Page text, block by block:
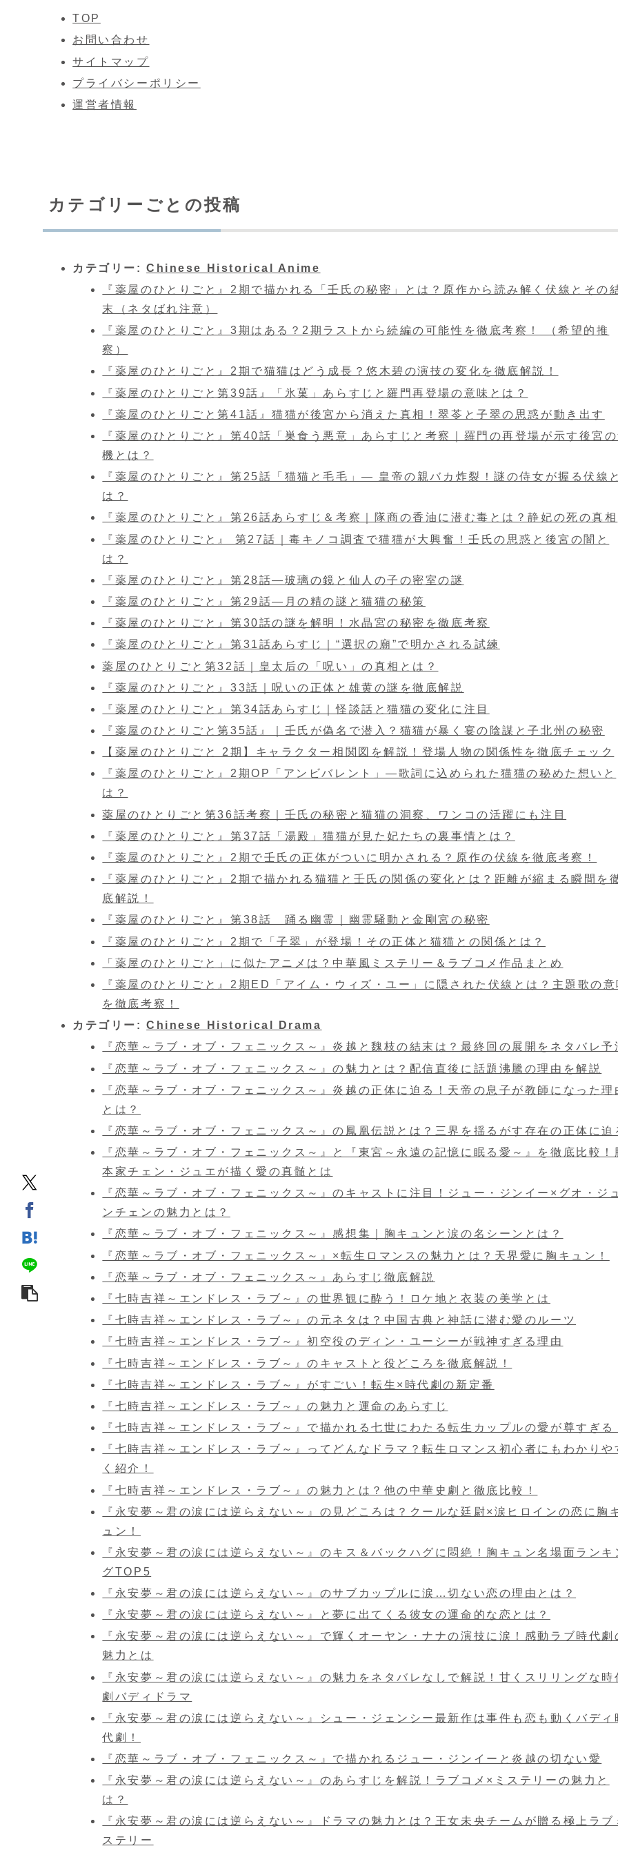
TOP
お問い合わせ
サイトマップ
プライバシーポリシー
運営者情報
カテゴリーごとの投稿
カテゴリー:Chinese Historical Anime
『薬屋のひとりごと』2期で描かれる「壬氏の秘密」とは？原作から読み解く伏線とその
末（ネタばれ注意）
『薬屋のひとりごと』3期はある？2期ラストから続編の可能性を徹底考察！ （希望的推
察）
『薬屋のひとりごと』2期で猫猫はどう成長？悠木碧の演技の変化を徹底解説！
『薬屋のひとりごと第39話』「氷菓」あらすじと羅門再登場の意味とは？
『薬屋のひとりごと第41話』猫猫が後宮から消えた真相！翠苓と子翠の思惑が動き出す
『薬屋のひとりごと』第40話「巣食う悪意」あらすじと考察｜羅門の再登場が示す後宮の
機とは？
『薬屋のひとりごと』第25話「猫猫と毛毛」— 皇帝の親バカ炸裂！謎の侍女が握る伏線と
は？
『薬屋のひとりごと』第26話あらすじ＆考察｜隊商の香油に潜む毒とは？静妃の死の真相
『薬屋のひとりごと』 第27話｜毒キノコ調査で猫猫が大興奮！壬氏の思惑と後宮の闇と
は？
『薬屋のひとりごと』第28話―玻璃の鏡と仙人の子の密室の謎
『薬屋のひとりごと』第29話―月の精の謎と猫猫の秘策
『薬屋のひとりごと』第30話の謎を解明！水晶宮の秘密を徹底考察
『薬屋のひとりごと』第31話あらすじ｜“選択の廟”で明かされる試練
薬屋のひとりごと第32話｜皇太后の「呪い」の真相とは？
『薬屋のひとりごと』33話｜呪いの正体と雄黄の謎を徹底解説
『薬屋のひとりごと』第34話あらすじ｜怪談話と猫猫の変化に注目
『薬屋のひとりごと第35話』｜壬氏が偽名で潜入？猫猫が暴く宴の陰謀と子北州の秘密
【薬屋のひとりごと 2期】キャラクター相関図を解説！登場人物の関係性を徹底チェック
『薬屋のひとりごと』2期OP「アンビバレント」―歌詞に込められた猫猫の秘めた想いと
は？
薬屋のひとりごと第36話考察｜壬氏の秘密と猫猫の洞察、ワンコの活躍にも注目
『薬屋のひとりごと』第37話「湯殿」猫猫が見た妃たちの裏事情とは？
『薬屋のひとりごと』2期で壬氏の正体がついに明かされる？原作の伏線を徹底考察！
『薬屋のひとりごと』2期で描かれる猫猫と壬氏の関係の変化とは？距離が縮まる瞬間を
底解説！
『薬屋のひとりごと』第38話 踊る幽霊｜幽霊騒動と金剛宮の秘密
『薬屋のひとりごと』2期で「子翠」が登場！その正体と猫猫との関係とは？
「薬屋のひとりごと」に似たアニメは？中華風ミステリー＆ラブコメ作品まとめ
『薬屋のひとりごと』2期ED「アイム・ウィズ・ユー」に隠された伏線とは？主題歌の意
を徹底考察！
カテゴリー:Chinese Historical Drama
『恋華～ラブ・オブ・フェニックス～』炎越と魏枝の結末は？最終回の展開をネタバレ予
『恋華～ラブ・オブ・フェニックス～』の魅力とは？配信直後に話題沸騰の理由を解説
『恋華～ラブ・オブ・フェニックス～』炎越の正体に迫る！天帝の息子が教師になった理
とは？
『恋華～ラブ・オブ・フェニックス～』の鳳凰伝説とは？三界を揺るがす存在の正体に迫
『恋華～ラブ・オブ・フェニックス～』と『東宮～永遠の記憶に眠る愛～』を徹底比較！
本家チェン・ジュエが描く愛の真髄とは
『恋華～ラブ・オブ・フェニックス～』のキャストに注目！ジュー・ジンイー×グオ・ジュ
ンチェンの魅力とは？
『恋華～ラブ・オブ・フェニックス～』感想集｜胸キュンと涙の名シーンとは？
『恋華～ラブ・オブ・フェニックス～』×転生ロマンスの魅力とは？天界愛に胸キュン！
『恋華～ラブ・オブ・フェニックス～』あらすじ徹底解説
『七時吉祥～エンドレス・ラブ～』の世界観に酔う！ロケ地と衣装の美学とは
『七時吉祥～エンドレス・ラブ～』の元ネタは？中国古典と神話に潜む愛のルーツ
『七時吉祥～エンドレス・ラブ～』初空役のディン・ユーシーが戦神すぎる理由
『七時吉祥～エンドレス・ラブ～』のキャストと役どころを徹底解説！
『七時吉祥～エンドレス・ラブ～』がすごい！転生×時代劇の新定番
『七時吉祥～エンドレス・ラブ～』の魅力と運命のあらすじ
『七時吉祥～エンドレス・ラブ～』で描かれる七世にわたる転生カップルの愛が尊すぎる
『七時吉祥～エンドレス・ラブ～』ってどんなドラマ？転生ロマンス初心者にもわかりや
く紹介！
『七時吉祥～エンドレス・ラブ～』の魅力とは？他の中華史劇と徹底比較！
『永安夢～君の涙には逆らえない～』の見どころは？クールな廷尉×涙ヒロインの恋に胸
ュン！
『永安夢～君の涙には逆らえない～』のキス＆バックハグに悶絶！胸キュン名場面ランキ
グTOP5
『永安夢～君の涙には逆らえない～』のサブカップルに涙…切ない恋の理由とは？
『永安夢～君の涙には逆らえない～』と夢に出てくる彼女の運命的な恋とは？
『永安夢～君の涙には逆らえない～』で輝くオーヤン・ナナの演技に涙！感動ラブ時代劇
魅力とは
『永安夢～君の涙には逆らえない～』の魅力をネタバレなしで解説！甘くスリリングな時
劇バディドラマ
『永安夢～君の涙には逆らえない～』シュー・ジェンシー最新作は事件も恋も動くバディ
代劇！
『恋華～ラブ・オブ・フェニックス～』で描かれるジュー・ジンイーと炎越の切ない愛
『永安夢～君の涙には逆らえない～』のあらすじを解説！ラブコメ×ミステリーの魅力と
は？
『永安夢～君の涙には逆らえない～』ドラマの魅力とは？王女未央チームが贈る極上ラブ
ステリー